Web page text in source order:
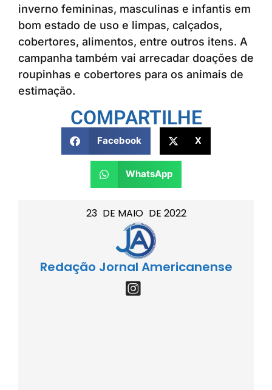
23 DE MAIO DE 2022
Redação Jornal Americanense
inverno femininas, masculinas e infantis em
bom estado de uso e limpas, calçados,
cobertores, alimentos, entre outros itens. A
campanha também vai arrecadar doações de
roupinhas e cobertores para os animais de
estimação.
COMPARTILHE
Facebook X
WhatsApp